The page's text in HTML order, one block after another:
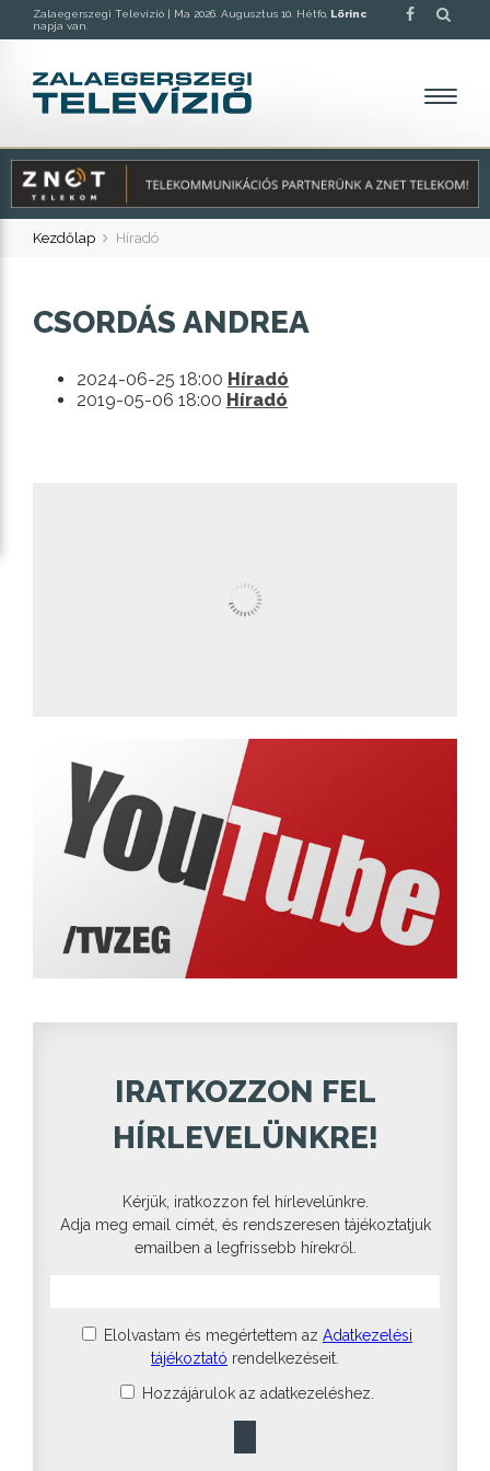
Zalaegerszegi Televízió | Ma 2026. Augusztus 10. Hétfo, Lörinc
napja van.
Kezdőlap Híradó
CSORDÁS ANDREA
2024-06-25 18:00 Híradó
2019-05-06 18:00 Híradó
IRATKOZZON FEL
HÍRLEVELÜNKRE!
Kérjük, iratkozzon fel hírlevelünkre.
Adja meg email címét, és rendszeresen tájékoztatjuk
emailben a legfrissebb hírekről.
Elolvastam és megértettem az Adatkezelési
tájékoztató rendelkezéseit.
Hozzájárulok az adatkezeléshez.